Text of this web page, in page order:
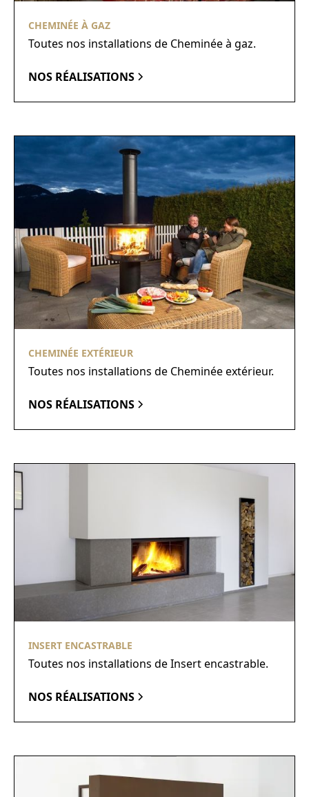
CHEMINÉE À GAZ
Toutes nos installations de Cheminée à gaz.
NOS RÉALISATIONS
CHEMINÉE EXTÉRIEUR
Toutes nos installations de Cheminée extérieur.
NOS RÉALISATIONS
INSERT ENCASTRABLE
Toutes nos installations de Insert encastrable.
NOS RÉALISATIONS